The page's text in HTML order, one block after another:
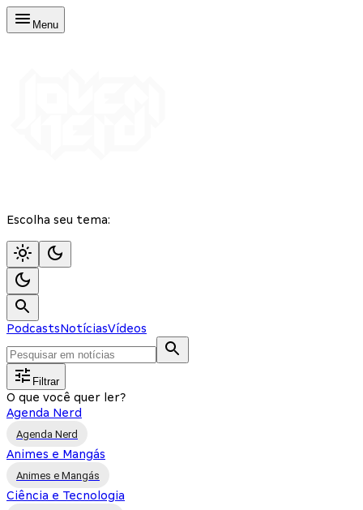
Menu
Escolha seu tema:
PodcastsNotíciasVídeos
Filtrar
O que você quer ler?
Agenda Nerd
Agenda Nerd
Animes e Mangás
Animes e Mangás
Ciência e Tecnologia